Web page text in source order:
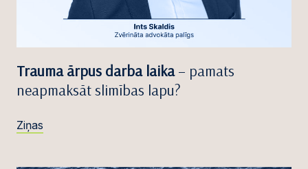
Trauma ārpus darba laika– pamats
neapmaksāt slimības lapu?
Ziņas